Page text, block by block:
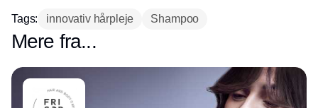
Tags: innovativ hårpleje Shampoo
Mere fra...